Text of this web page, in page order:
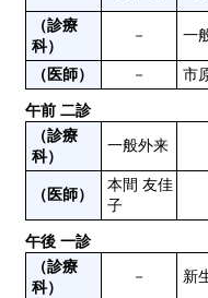
（診療
科）
－ 一
（医師） － 市
午前 二診
（診療
科）
一般外来
（医師）
本間 友佳
子
午後 一診
（診療
科）
－ 新